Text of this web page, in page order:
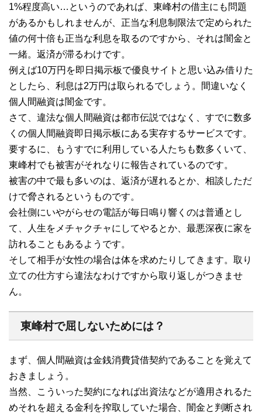
1%程度高い…というのであれば、東峰村の借主にも問題
があるかもしれませんが、正当な利息制限法で定められた
値の何十倍も正当な利息を取るのですから、それは闇金と
一緒。返済が滞るわけです。
例えば10万円を即日掲示板で優良サイトと思い込み借りた
としたら、利息は2万円は取られるでしょう。間違いなく
個人間融資は闇金です。
さて、違法な個人間融資は都市伝説ではなく、すでに数多
くの個人間融資即日掲示板にある実存するサービスです。
要するに、もうすでに利用している人たちも数多くいて、
東峰村でも被害がそれなりに報告されているのです。
被害の中で最も多いのは、返済が遅れるとか、相談しただ
けで脅されるというものです。
会社側にいやがらせの電話が毎日鳴り響くのは普通とし
て、人生をメチャクチャにしてやるとか、最悪深夜に家を
訪れることもあるようです。
そして相手が女性の場合は体を求めたりしてきます。取り
立ての仕方すら違法なわけですから取り返しがつきませ
ん。
東峰村で屈しないためには？
まず、個人間融資は金銭消費貸借契約であることを覚えて
おきましょう。
当然、こういった契約になれば出資法などが適用されるた
めそれを超える金利を搾取していた場合、闇金と判断され